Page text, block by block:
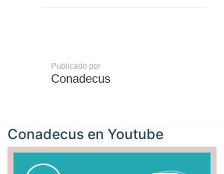
Publicado por
Conadecus
Conadecus en Youtube